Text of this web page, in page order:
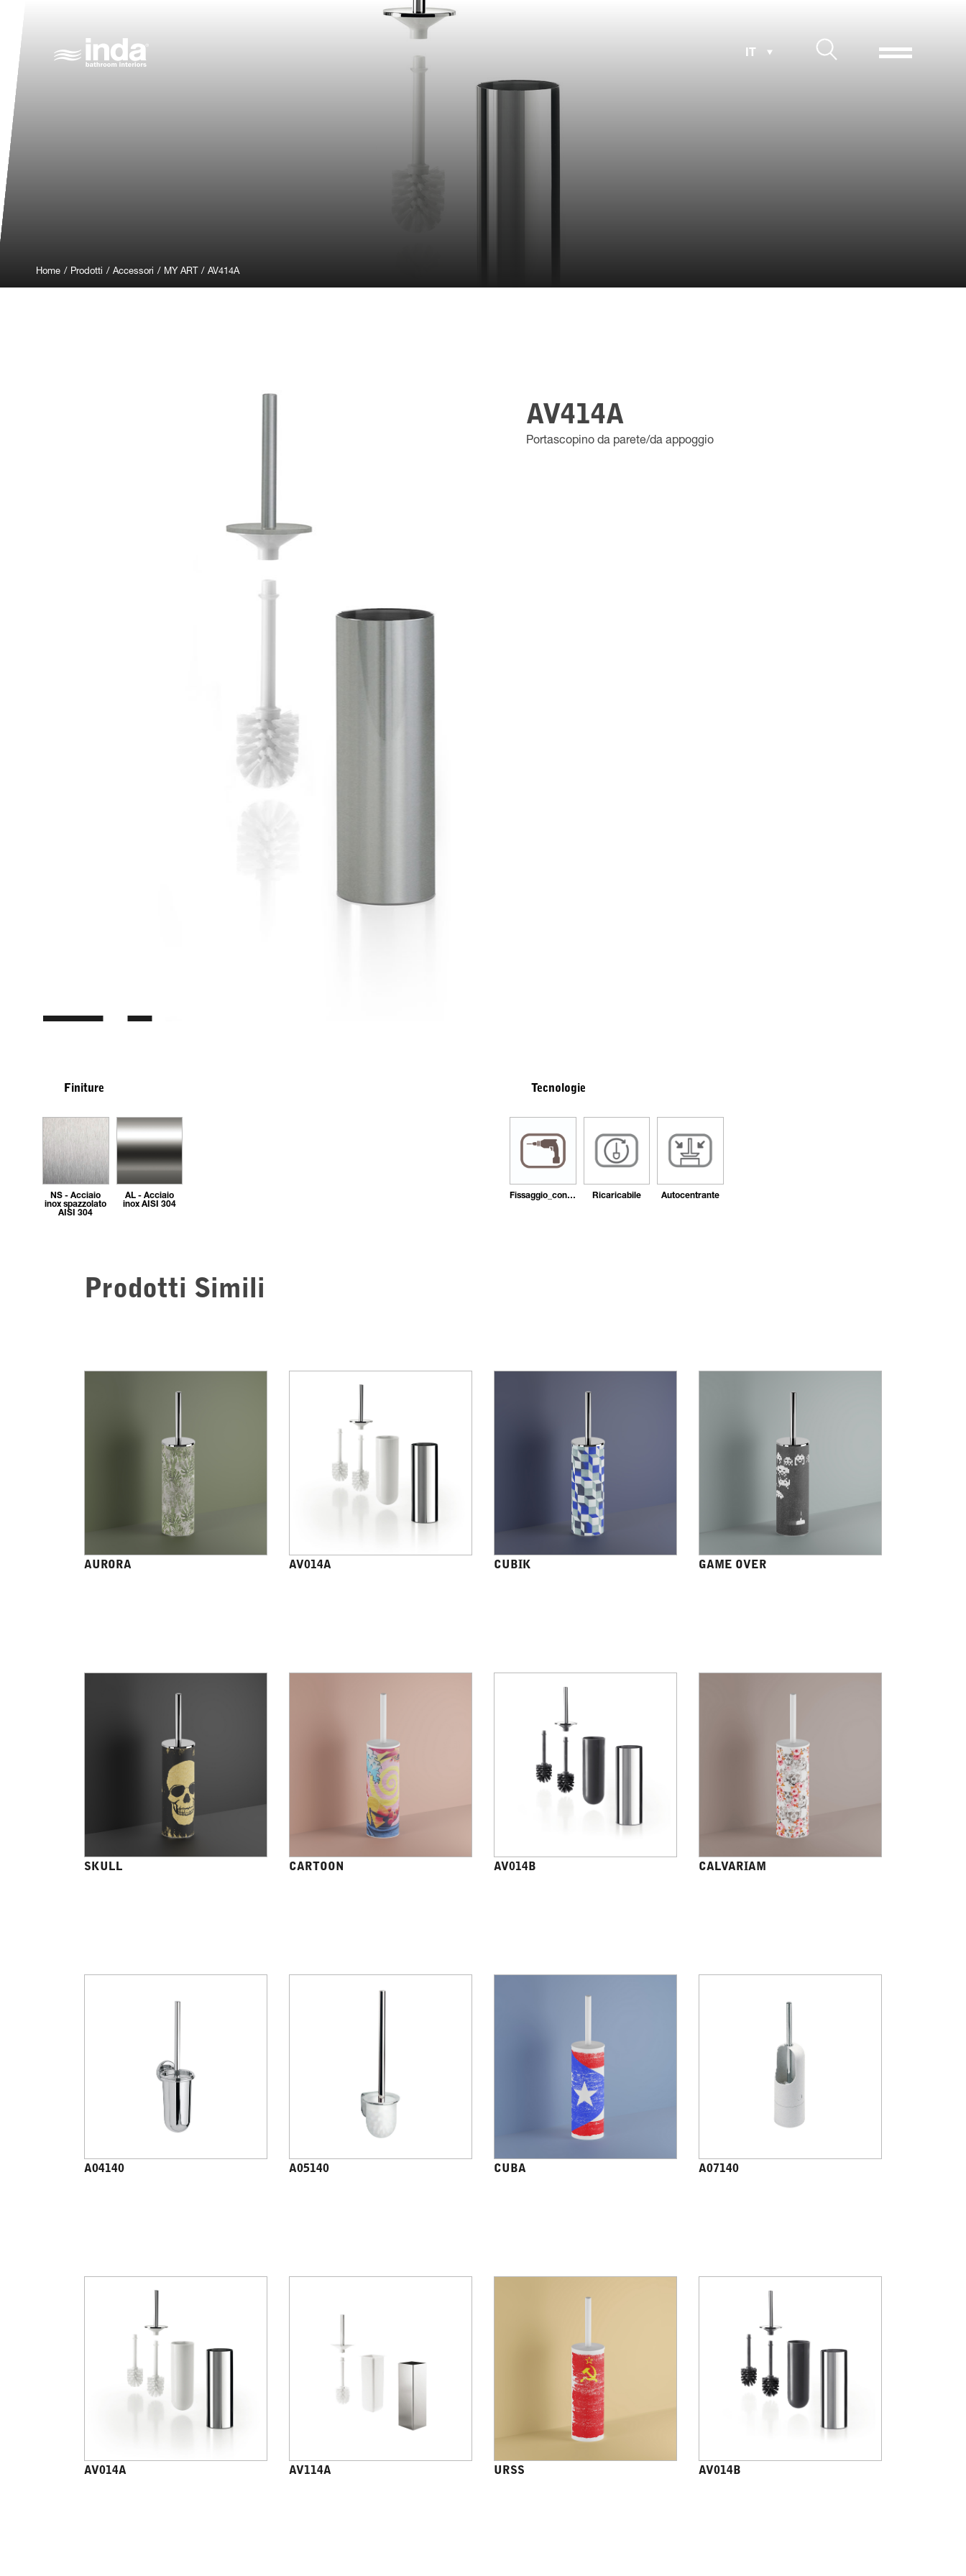
Home / Prodotti / Accessori / MY ART / AV414A
AV414A
Portascopino da parete/da appoggio
Finiture
NS - Acciaio
inox spazzolato
AISI 304
AL - Acciaio
inox AISI 304
Tecnologie
Fissaggio_con_tasselli Ricaricabile Autocentrante
Prodotti Simili
AURORA AV014A CUBIK GAME OVER
SKULL CARTOON AV014B CALVARIAM
A04140 A05140 CUBA A07140
AV014A AV114A URSS AV014B